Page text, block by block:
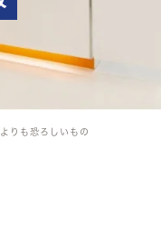
りも恐ろしいもの